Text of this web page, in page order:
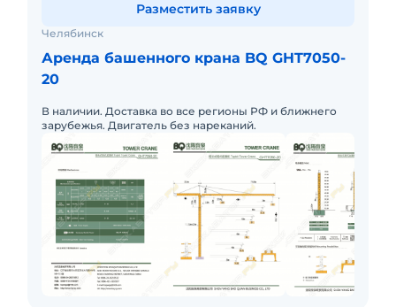
Челябинск
Аренда башенного крана BQ GHT7050-
20
В наличии. Доставка во все регионы РФ и ближнего
зарубежья. Двигатель без нареканий.
Разместить заявку